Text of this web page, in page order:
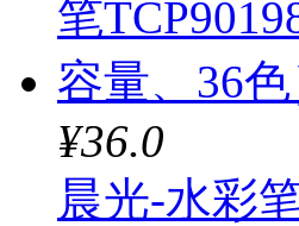
¥36.0
晨光-水彩